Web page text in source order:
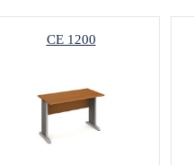
CE 1200